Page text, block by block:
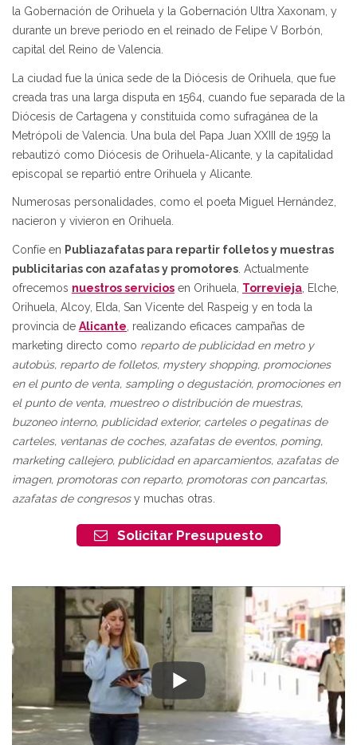
la Gobernación de Orihuela y la Gobernación Ultra Xaxonam, y
durante un breve periodo en el reinado de Felipe V Borbón,
capital del Reino de Valencia.
La ciudad fue la única sede de la Diócesis de Orihuela, que fue
creada tras una larga disputa en 1564, cuando fue separada de la
Diócesis de Cartagena y constituida como sufragánea de la
Metrópoli de Valencia. Una bula del Papa Juan XXIII de 1959 la
rebautizó como Diócesis de Orihuela-Alicante, y la capitalidad
episcopal se repartió entre Orihuela y Alicante.
Numerosas personalidades, como el poeta Miguel Hernández,
nacieron y vivieron en Orihuela.
Confíe en Publiazafatas para repartir folletos y muestras
publicitarias con azafatas y promotores . Actualmente
ofrecemos nuestros servicios en Orihuela, Torrevieja , Elche,
Orihuela, Alcoy, Elda, San Vicente del Raspeig y en toda la
provincia de Alicante , realizando eficaces campañas de
marketing directo como reparto de publicidad en metro y
autobús, reparto de folletos, mystery shopping, promociones
en el punto de venta, sampling o degustación, promociones en
el punto de venta, muestreo o distribución de muestras,
buzoneo interno, publicidad exterior, carteles o pegatinas de
carteles, ventanas de coches, azafatas de eventos, poming,
marketing callejero, publicidad en aparcamientos, azafatas de
imagen, promotoras con reparto, promotoras con pancartas,
azafatas de congresosy muchas otras.
Solicitar Presupuesto